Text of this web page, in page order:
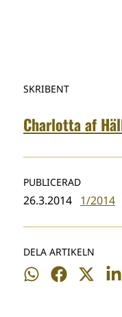
SKRIBENT
Charlotta af
PUBLICERAD
26.3.2014 1/2014
DELA ARTIKELN
Dela
Dela
Dela
Dela